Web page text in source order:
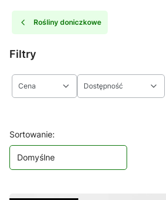
Rośliny doniczkowe
Filtry
Cena Dostępność
Lista produktów
Sortowanie:
Domyślne